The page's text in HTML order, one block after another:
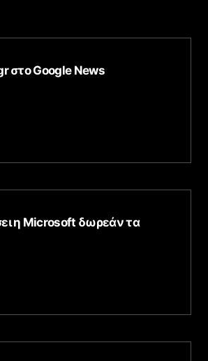
στο Google News
η Microsoft δωρεάν τα